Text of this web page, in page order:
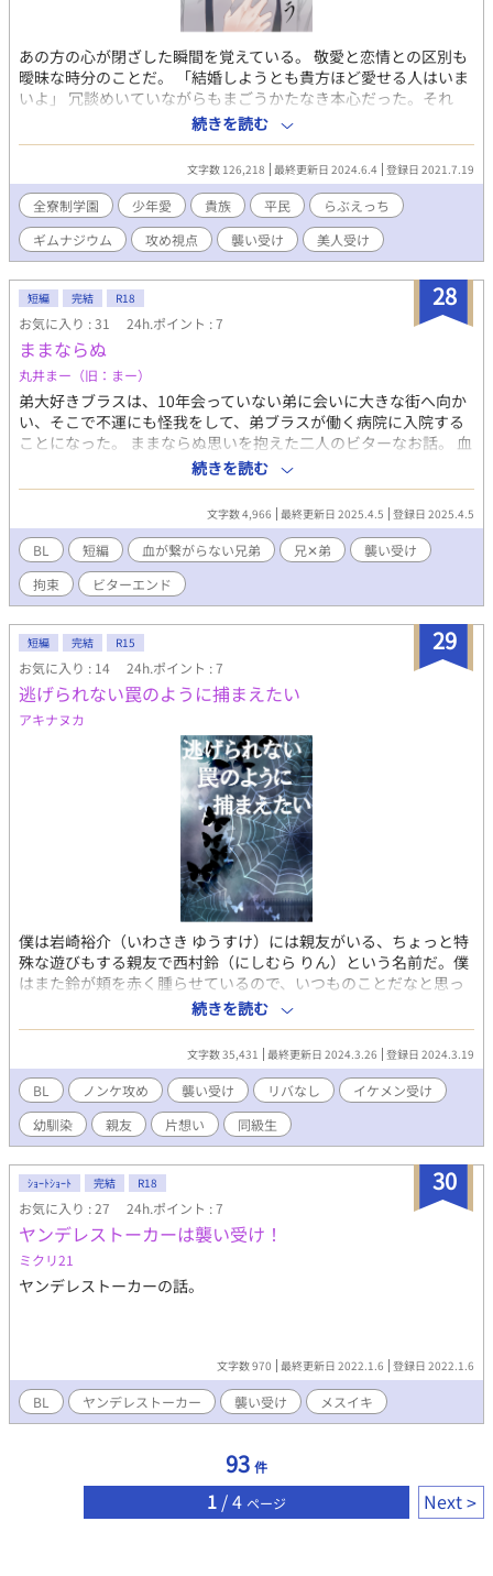
あの方の心が閉ざした瞬間を覚えている。 敬愛と恋情との区別も
曖昧な時分のことだ。 「結婚しようとも貴方ほど愛せる人はいま
いよ」 冗談めいていながらもまごうかたなき本心だった。それ
を、あの方の想い人は笑い飛ばしたのだ。 「そういうことは好い
た女に言うのだな。男同士で寒気がするわ」 その言葉は、彼の人
なりの冗談であったのだろう。表情は柔らかく、しかしどこか呆
れたような色を滲ませていた。 気にすることなどない一幕のはず
であった。ただの言葉遊びに過ぎぬ、他愛のない遣り取りのはず
であ った。 しかしながらその頃すでに己の性癖――同じ男に性の
欲求を抱くということを感じ始めていたあの方にとって、彼の人
の言葉は強い拒絶となり、あの方を酷く萎縮させた。あるいは、
彼の人は彼の人の想いを感じ取られていあのかもしれない。今と
なってはもう、確かめようのない話ではあるが。 そのようにし
て、あの方はそっと心を閉ざされた。誰にも気づかれぬように、
美しく気高いヴェールで幾重にも覆い隠してしまわれた。 表面上
は何も変わらないまま、誰にも見せぬ心があることさえも気づか
れることの無いよう、厳重に、そして自然に。
続きを読む
文字数 126,218 最終更新日 2024.6.4 登録日 2021.7.19
全寮制学園 少年愛 貴族 平民
らぶえっち
ギムナジウム
攻め視点 襲い受け 美人受け
28
短編 完結 R18
お気に入り : 31 24h.ポイント : 7
ままならぬ
丸井まー（旧：まー）
弟大好きブラスは、10年会っていない弟に会いに大きな街へ向か
い、そこで不運にも怪我をして、弟ブラスが働く病院に入院する
ことになった。 ままならぬ思いを抱えた二人のビターなお話。 血
の繋がらない兄✕弟。 ※ムーンライトノベルズさんでも公開して
おります。 ※ビターエンドです。
続きを読む
文字数 4,966 最終更新日 2025.4.5 登録日 2025.4.5
BL 短編 血が繋がらない兄弟 兄✕弟
襲い受け
拘束
ビターエンド
29
短編 完結 R15
お気に入り : 14 24h.ポイント : 7
逃げられない罠のように捕まえたい
アキナヌカ
僕は岩崎裕介（いわさき ゆうすけ）には親友がいる、ちょっと特
殊な遊びもする親友で西村鈴（にしむら りん）という名前だ。僕
はまた鈴が頬を赤く腫らせているので、いつものことだなと思っ
て、そんな鈴から誘われて僕は二人だけで楽しい遊びをする。
★★★このお話はＢＬです 裕介×鈴です ノンケ攻め 襲い受
け リバなし 不定期更新です★★★ 小説家になろう、pixiv、ア
ルファポリス、カクヨム、エブリスタ、fujossyにも掲載していま
す。
続きを読む
文字数 35,431 最終更新日 2024.3.26 登録日 2024.3.19
BL ノンケ攻め 襲い受け リバなし
イケメン受け
幼馴染
親友 片想い 同級生
30
ｼｮｰﾄｼｮｰﾄ 完結 R18
お気に入り : 27 24h.ポイント : 7
ヤンデレストーカーは襲い受け！
ミクリ21
ヤンデレストーカーの話。
文字数 970 最終更新日 2022.1.6 登録日 2022.1.6
BL ヤンデレストーカー 襲い受け メスイキ
93 件
1 / 4 ページ Next